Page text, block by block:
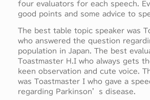
four evaluators for each speech.
good points and some advice to
The best table topic speaker was
who answered the question
population in Japan. The best
Toastmaster H.I who always gets
keen observation and cute voice.
was Toastmaster I who gave a
regarding Parkinson’s disease.